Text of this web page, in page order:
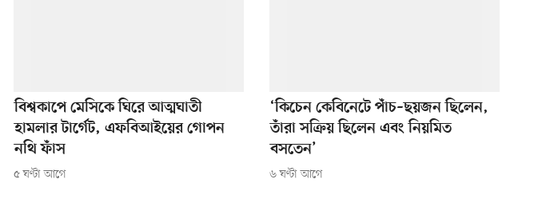
বিশ্বকাপে মেসিকে ঘিরে আত্মঘাতী
হামলার টার্গেট, এফবিআইয়ের গোপন
নথি ফাঁস
৫ ঘণ্টা আগে
‘কিচেন কেবিনেটে পাঁচ–ছয়জন ছিলেন,
তাঁরা সক্রিয় ছিলেন এবং নিয়মিত
বসতেন’
৬ ঘণ্টা আগে